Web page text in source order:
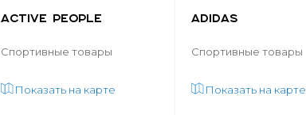
ACTIVE PEOPLE
Спортивные товары
Показать на карте
ADIDAS
Спортивные товары
Показать на карте